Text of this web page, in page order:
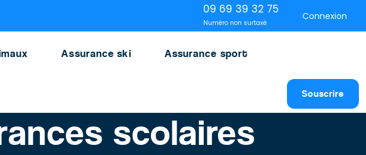
Connexion
09 69 39 32 75
Numéro non surtaxé
Assurance ski Assurance sport
Souscrire
scolaires